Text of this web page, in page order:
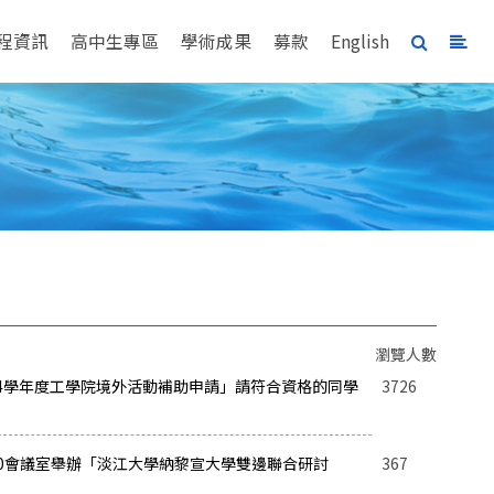
資訊 高中生專區 學術成果 募款 English
瀏覽人數
年度工學院境外活動補助申請」請符合資格的同學
3726
議室舉辦「淡江大學納黎宣大學雙邊聯合研討 367